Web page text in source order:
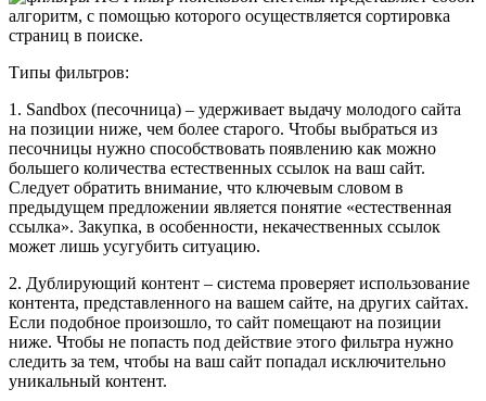
алгоритм, с помощью которого осуществляется сортировка
страниц в поиске.
Типы фильтров:
1. Sandbox (песочница) – удерживает выдачу молодого сайта
на позиции ниже, чем более старого. Чтобы выбраться из
песочницы нужно способствовать появлению как можно
большего количества естественных ссылок на ваш сайт.
Следует обратить внимание, что ключевым словом в
предыдущем предложении является понятие «естественная
ссылка». Закупка, в особенности, некачественных ссылок
может лишь усугубить ситуацию.
2. Дублирующий контент – система проверяет использование
контента, представленного на вашем сайте, на других сайтах.
Если подобное произошло, то сайт помещают на позиции
ниже. Чтобы не попасть под действие этого фильтра нужно
следить за тем, чтобы на ваш сайт попадал исключительно
уникальный контент.